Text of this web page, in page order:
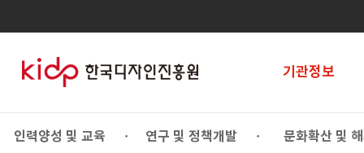
기관정보
인력양성 및 교육 • 연구 및 정책개발 • 문화확산 및